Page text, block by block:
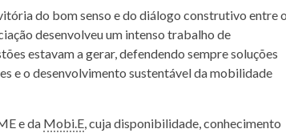
do bom senso e do diálogo construtivo entre
desenvolveu um intenso trabalho de
estavam a gerar, defendendo sempre soluções
e o desenvolvimento sustentável da mobilidade
e da Mobi.E, cuja disponibilidade, conhecimento